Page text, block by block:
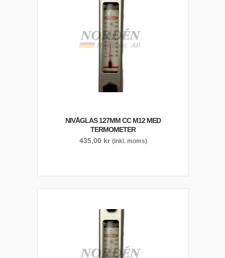
NIVÅGLAS 127MM CC M12 MED
TERMOMETER
435,00 kr (inkl. moms)